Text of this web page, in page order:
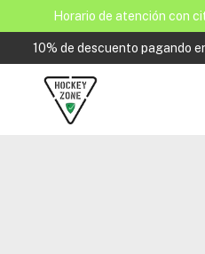
Horario de atención con
10% de descuento pagando